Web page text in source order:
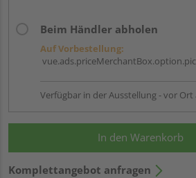
Beim Händler abholen
Auf Vorbestellung:
Verfügbar in der Ausstellung - vor Ort
In den Warenkorb
Komplettangebot anfragen